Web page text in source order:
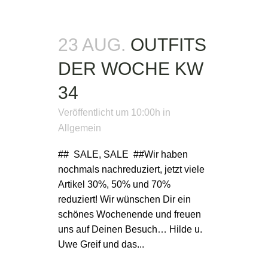
23 AUG. OUTFITS
DER WOCHE KW
34
Veröffentlicht um 10:00h in
Allgemein
## SALE, SALE ##Wir haben
nochmals nachreduziert, jetzt viele
Artikel 30%, 50% und 70%
reduziert! Wir wünschen Dir ein
schönes Wochenende und freuen
uns auf Deinen Besuch… Hilde u.
Uwe Greif und das...